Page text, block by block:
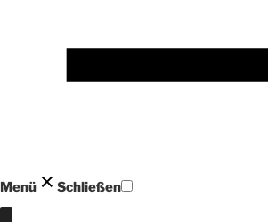
Menü Schließen